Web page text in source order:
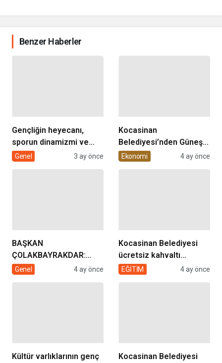
Benzer Haberler
Gençliğin heyecanı,
sporun dinamizmi ve
müziğin coşkusu
Genel 3 ay önce
Kocasinan
Belediyesi’nden Güneş
Enerjisi Hamlesi
Ekonomi 4 ay önce
BAŞKAN
ÇOLAKBAYRAKDAR:
“EVDE SAĞLIK
Genel 4 ay önce
Kocasinan Belediyesi
ücretsiz kahvaltı
desteği projesi
EĞİTİM 4 ay önce
Kültür varlıklarının genç
Kocasinan Belediyesi